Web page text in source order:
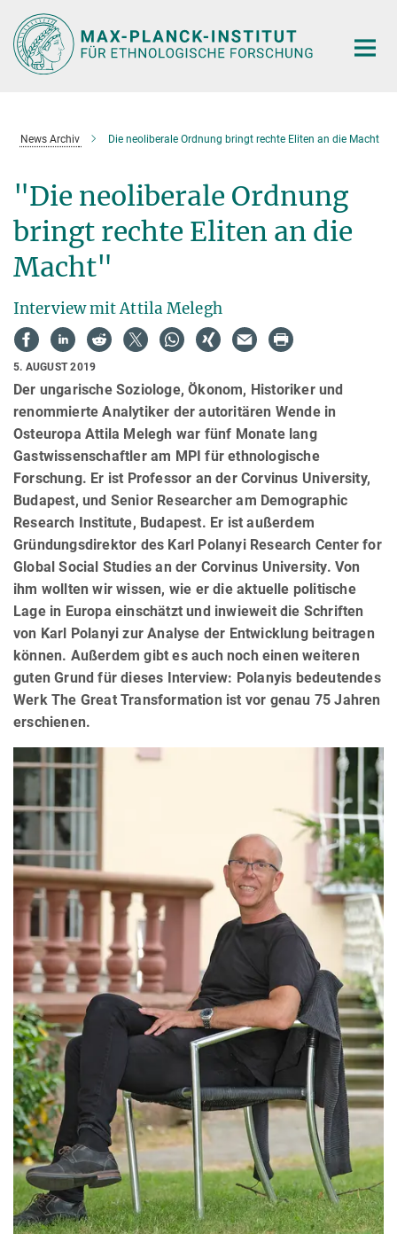
Hauptinhalt
News Archiv Die neoliberale Ordnung bringt rechte Eliten an die Macht
"Die neoliberale Ordnung
bringt rechte Eliten an die
Macht"
Interview mit Attila Melegh
5. AUGUST 2019
Der ungarische Soziologe, Ökonom, Historiker und
renommierte Analytiker der autoritären Wende in
Osteuropa Attila Melegh war fünf Monate lang
Gastwissenschaftler am MPI für ethnologische
Forschung. Er ist Professor an der Corvinus University,
Budapest, und Senior Researcher am Demographic
Research Institute, Budapest. Er ist außerdem
Gründungsdirektor des Karl Polanyi Research Center for
Global Social Studies an der Corvinus University. Von
ihm wollten wir wissen, wie er die aktuelle politische
Lage in Europa einschätzt und inwieweit die Schriften
von Karl Polanyi zur Analyse der Entwicklung beitragen
können. Außerdem gibt es auch noch einen weiteren
guten Grund für dieses Interview: Polanyis bedeutendes
Werk The Great Transformation ist vor genau 75 Jahren
erschienen.